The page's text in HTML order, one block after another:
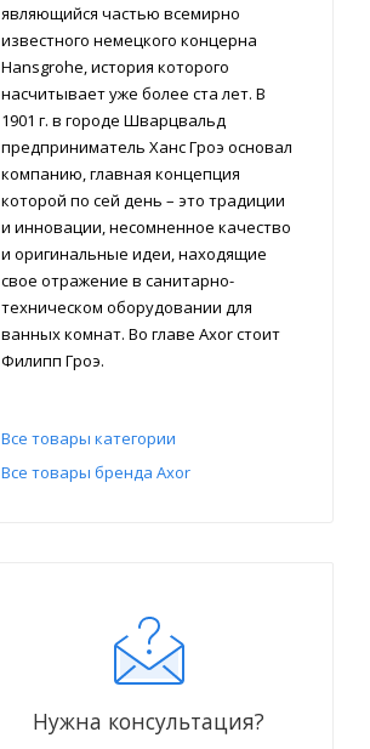
являющийся частью всемирно
известного немецкого концерна
Hansgrohe, история которого
насчитывает уже более ста лет. В
1901 г. в городе Шварцвальд
предприниматель Ханс Гроэ основал
компанию, главная концепция
которой по сей день – это традиции
и инновации, несомненное качество
и оригинальные идеи, находящие
свое отражение в санитарно-
техническом оборудовании для
ванных комнат. Во главе Axor стоит
Филипп Гроэ.
Все товары категории
Все товары бренда Axor
Нужна консультация?